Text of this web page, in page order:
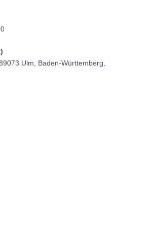
Ulm, Baden-Württemberg,